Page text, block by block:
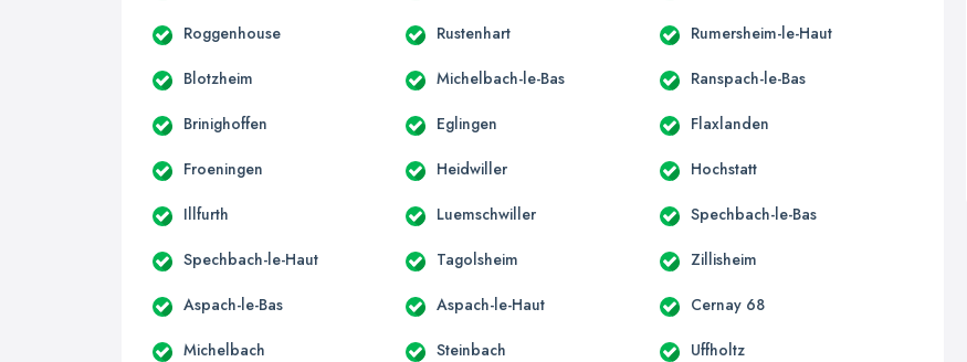
Roggenhouse Rustenhart Rumersheim-le-Haut
Blotzheim Michelbach-le-Bas Ranspach-le-Bas
Brinighoffen Eglingen Flaxlanden
Froeningen Heidwiller Hochstatt
Illfurth Luemschwiller Spechbach-le-Bas
Spechbach-le-Haut Tagolsheim Zillisheim
Aspach-le-Bas Aspach-le-Haut Cernay 68
Michelbach Steinbach Uffholtz